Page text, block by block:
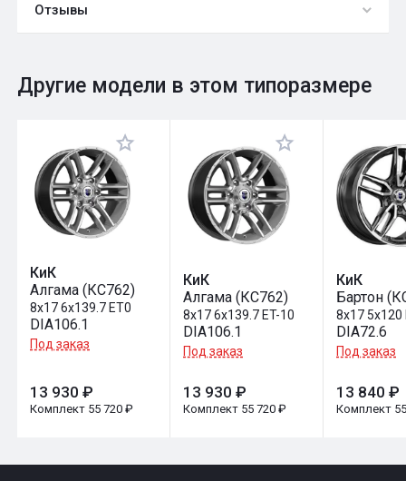
Отзывы
Оставить отзыв
Общий рейтинг 0
Другие модели в этом типоразмере
КиК
Алгама (КС762)
8x17 6x139.7 ET0
DIA106.1
Под заказ
13 930 ₽
Комплект 55 720 ₽
КиК
Алгама (КС762)
8x17 6x139.7 ET-10
DIA106.1
Под заказ
13 930 ₽
Комплект 55 720 ₽
КиК
Бартон
8x17 5x120
DIA72.6
Под заказ
13 840 ₽
Комплект